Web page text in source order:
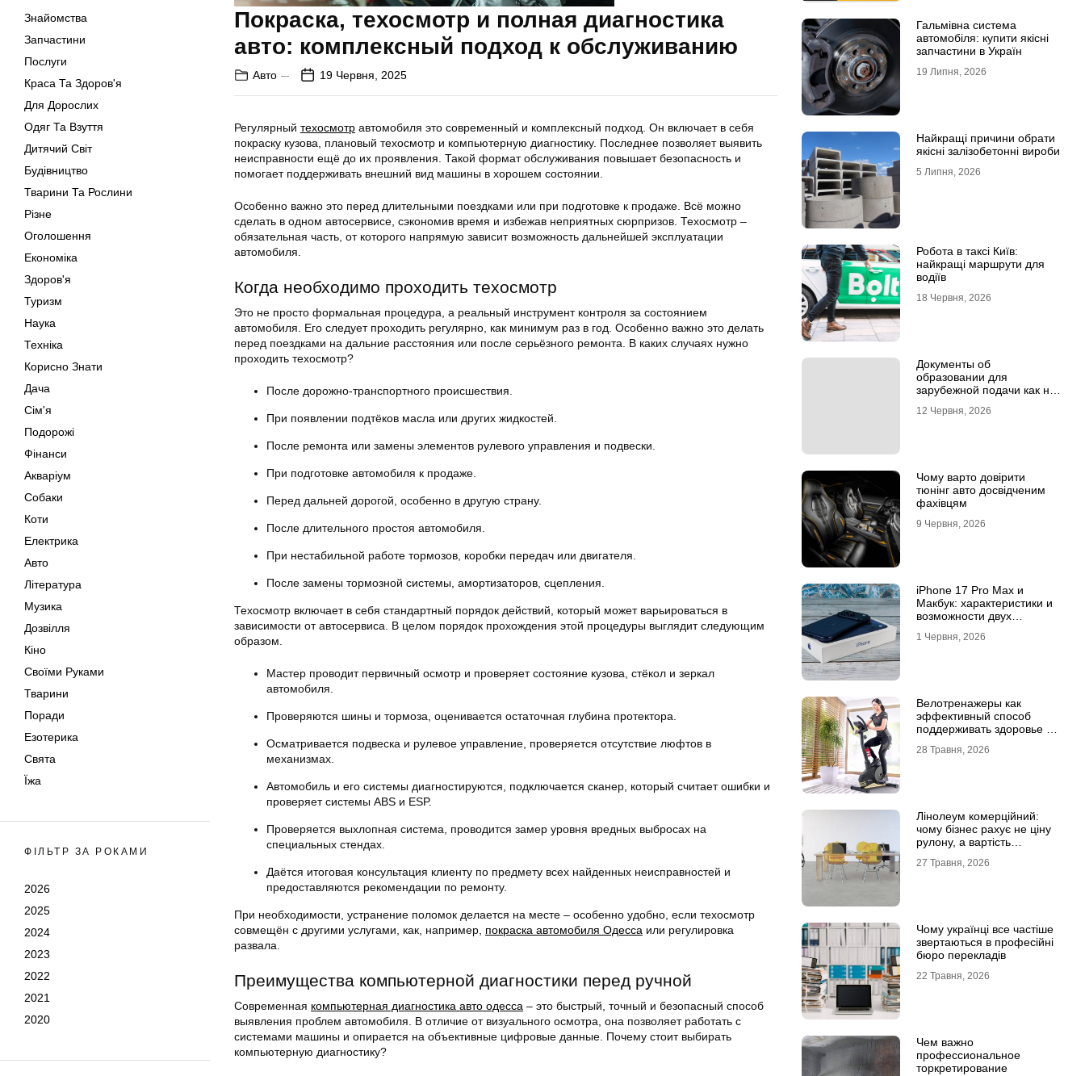
Знайомства
Запчастини
Послуги
Краса Та Здоров'я
Для Дорослих
Одяг Та Взуття
Дитячий Світ
Будівництво
Тварини Та Рослини
Різне
Оголошення
Економіка
Здоров'я
Туризм
Наука
Техніка
Корисно Знати
Дача
Сім'я
Подорожі
Фінанси
Акваріум
Собаки
Коти
Електрика
Авто
Література
Музика
Дозвілля
Кіно
Своїми Руками
Тварини
Поради
Езотерика
Свята
Їжа
ФІЛЬТР ЗА РОКАМИ
2026
2025
2024
2023
2022
2021
2020
Покраска, техосмотр и полная диагностика
авто: комплексный подход к обслуживанию
Авто 19 Червня, 2025
Регулярный техосмотр автомобиля это современный и комплексный подход. Он включает в себя
покраску кузова, плановый техосмотр и компьютерную диагностику. Последнее позволяет выявить
неисправности ещё до их проявления. Такой формат обслуживания повышает безопасность и
помогает поддерживать внешний вид машины в хорошем состоянии.
Особенно важно это перед длительными поездками или при подготовке к продаже. Всё можно
сделать в одном автосервисе, сэкономив время и избежав неприятных сюрпризов. Техосмотр –
обязательная часть, от которого напрямую зависит возможность дальнейшей эксплуатации
автомобиля.
Когда необходимо проходить техосмотр
Это не просто формальная процедура, а реальный инструмент контроля за состоянием
автомобиля. Его следует проходить регулярно, как минимум раз в год. Особенно важно это делать
перед поездками на дальние расстояния или после серьёзного ремонта. В каких случаях нужно
проходить техосмотр?
После дорожно-транспортного происшествия.
При появлении подтёков масла или других жидкостей.
После ремонта или замены элементов рулевого управления и подвески.
При подготовке автомобиля к продаже.
Перед дальней дорогой, особенно в другую страну.
После длительного простоя автомобиля.
При нестабильной работе тормозов, коробки передач или двигателя.
После замены тормозной системы, амортизаторов, сцепления.
Техосмотр включает в себя стандартный порядок действий, который может варьироваться в
зависимости от автосервиса. В целом порядок прохождения этой процедуры выглядит следующим
образом.
Мастер проводит первичный осмотр и проверяет состояние кузова, стёкол и зеркал
автомобиля.
Проверяются шины и тормоза, оценивается остаточная глубина протектора.
Осматривается подвеска и рулевое управление, проверяется отсутствие люфтов в
механизмах.
Автомобиль и его системы диагностируются, подключается сканер, который считает ошибки и
проверяет системы ABS и ESP.
Проверяется выхлопная система, проводится замер уровня вредных выбросах на
специальных стендах.
Даётся итоговая консультация клиенту по предмету всех найденных неисправностей и
предоставляются рекомендации по ремонту.
При необходимости, устранение поломок делается на месте – особенно удобно, если техосмотр
совмещён с другими услугами, как, например, покраска автомобиля Одесса или регулировка
развала.
Преимущества компьютерной диагностики перед ручной
Современная компьютерная диагностика авто одесса – это быстрый, точный и безопасный способ
выявления проблем автомобиля. В отличие от визуального осмотра, она позволяет работать с
системами машины и опирается на объективные цифровые данные. Почему стоит выбирать
компьютерную диагностику?
Гальмівна система
автомобіля: купити якісні
запчастини в Україн
19 Липня, 2026
Найкращі причини обрати
якісні залізобетонні вироби
5 Липня, 2026
Робота в таксі Київ:
найкращі маршрути для
водіїв
18 Червня, 2026
Документы об
образовании для
зарубежной подачи как не
апостиле
12 Червня, 2026
Чому варто довірити
тюнінг авто досвідченим
фахівцям
9 Червня, 2026
iPhone 17 Pro Max и
Макбук: характеристики и
возможности двух
1 Червня, 2026
Велотренажеры как
эффективный способ
поддерживать здоровье и
28 Травня, 2026
Лінолеум комерційний:
чому бізнес рахує не ціну
рулону, а вартість
27 Травня, 2026
Чому українці все частіше
звертаються в професійні
бюро перекладів
22 Травня, 2026
Чем важно
профессиональное
торкретирование